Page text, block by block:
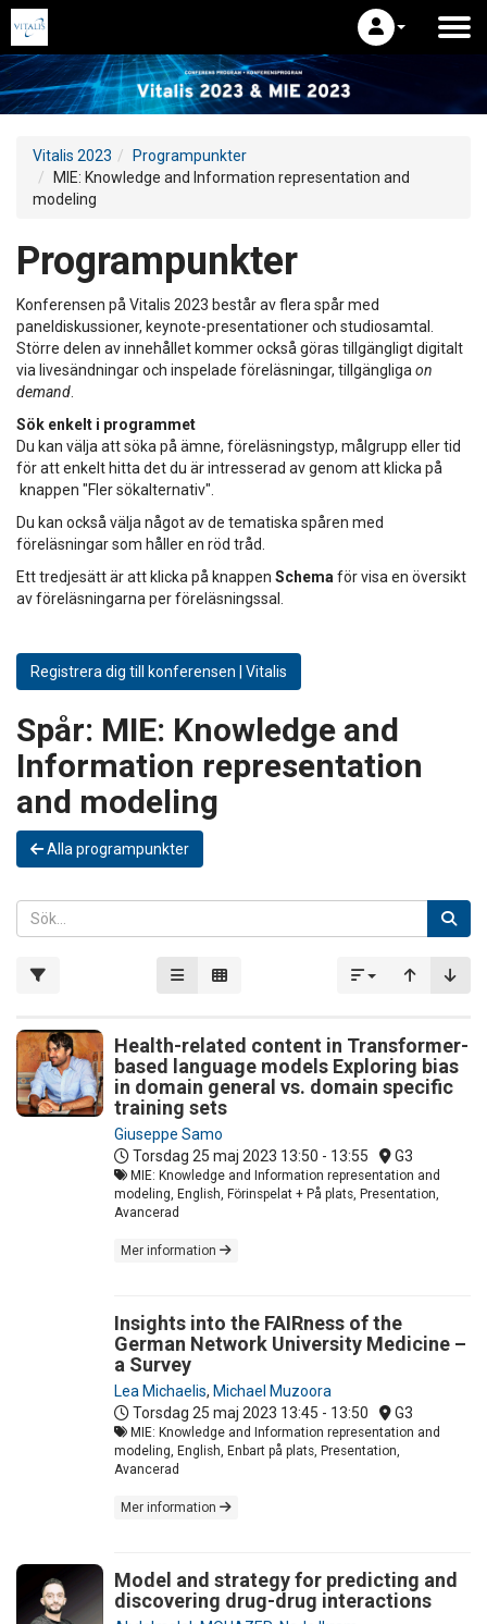
Vitalis 2023
Programpunkter
MIE: Knowledge and Information representation and
modeling
Programpunkter
Konferensen på Vitalis 2023 består av flera spår med
paneldiskussioner, keynote-presentationer och studiosamtal.
Större delen av innehållet kommer också göras tillgängligt digitalt
via livesändningar och inspelade föreläsningar, tillgängliga on
demand
Sök enkelt i programmet
Du kan välja att söka på ämne, föreläsningstyp, målgrupp eller tid
för att enkelt hitta det du är intresserad av genom att klicka på
knappen "Fler sökalternativ".
Du kan också välja något av de tematiska spåren med
föreläsningar som håller en röd tråd.
Ett tredjesätt är att klicka på knappen Schema för visa en översikt
av föreläsningarna per föreläsningssal.
Registrera dig till konferensen | Vitalis
Spår: MIE: Knowledge and
Information representation
and modeling
Alla programpunkter
Health-related content in Transformer-
based language models Exploring bias
in domain general vs. domain specific
training sets
Giuseppe Samo
Torsdag 25 maj 2023 13:50 - 13:55 G3
MIE: Knowledge and Information representation and
modeling, English, Förinspelat + På plats, Presentation,
Avancerad
Mer information
Insights into the FAIRness of the
German Network University Medicine –
a Survey
Lea Michaelis, Michael Muzoora
Torsdag 25 maj 2023 13:45 - 13:50 G3
MIE: Knowledge and Information representation and
modeling, English, Enbart på plats, Presentation,
Avancerad
Mer information
Model and strategy for predicting and
discovering drug-drug interactions